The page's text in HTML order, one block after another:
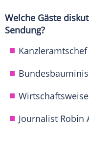
Welche Gäste
Sendung?
Journalist Robin